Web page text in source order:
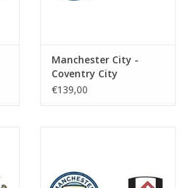
Manchester City -
Coventry City
€139,00